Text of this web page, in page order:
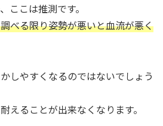
ここは推測です。
べる限り姿勢が悪いと血流が悪く
しやすくなるのではないでしょう
えることが出来なくなります。